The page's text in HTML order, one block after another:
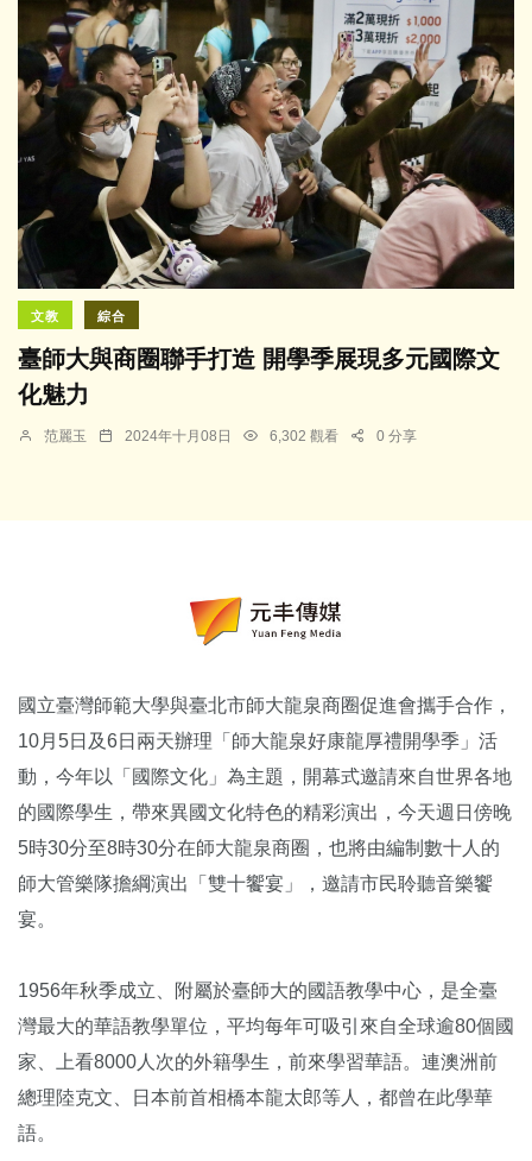
文教 綜合
臺師大與商圈聯手打造 開學季展現多元國際文
化魅力
范麗玉 2024年十月08日 6,302 觀看 0 分享
國立臺灣師範大學與臺北市師大龍泉商圈促進會攜手合作，
10月5日及6日兩天辦理「師大龍泉好康龍厚禮開學季」活
動，今年以「國際文化」為主題，開幕式邀請來自世界各地
的國際學生，帶來異國文化特色的精彩演出，今天週日傍晚
5時30分至8時30分在師大龍泉商圈，也將由編制數十人的
師大管樂隊擔綱演出「雙十饗宴」，邀請市民聆聽音樂饗
宴。
1956年秋季成立、附屬於臺師大的國語教學中心，是全臺
灣最大的華語教學單位，平均每年可吸引來自全球逾80個國
家、上看8000人次的外籍學生，前來學習華語。連澳洲前
總理陸克文、日本前首相橋本龍太郎等人，都曾在此學華
語。